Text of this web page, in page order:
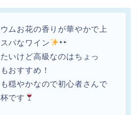
ムお花の香りが華やかで上
パなワイン
いけど高級なのはちょっ
おすすめ！
穏やかなので初心者さんで
です